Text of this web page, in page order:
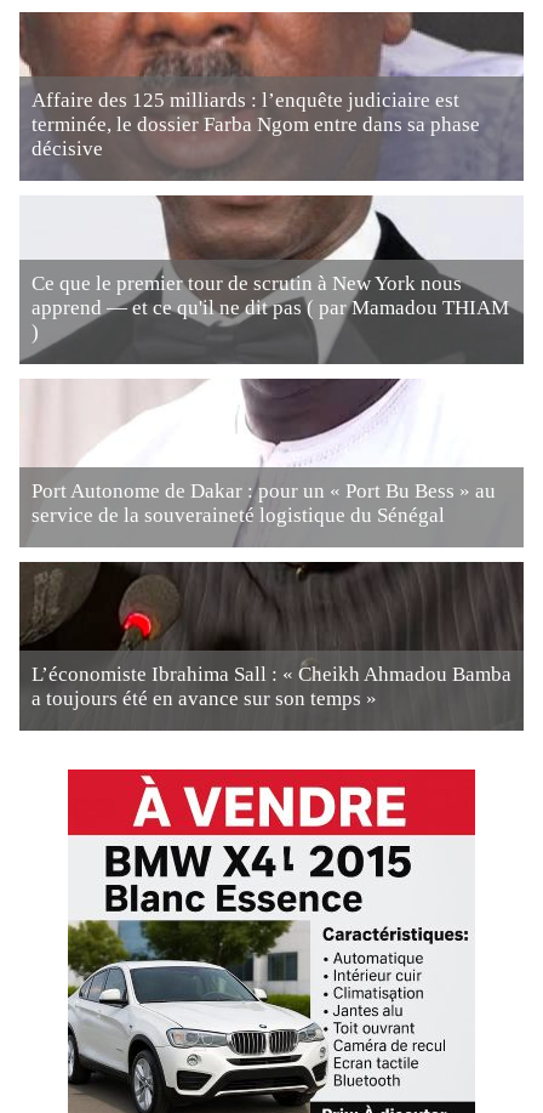
Affaire des 125 milliards : l’enquête judiciaire est
terminée, le dossier Farba Ngom entre dans sa phase
décisive
Ce que le premier tour de scrutin à New York nous
apprend — et ce qu'il ne dit pas ( par Mamadou THIAM
)
Port Autonome de Dakar : pour un « Port Bu Bess » au
service de la souveraineté logistique du Sénégal
L’économiste Ibrahima Sall : « Cheikh Ahmadou Bamba
a toujours été en avance sur son temps »